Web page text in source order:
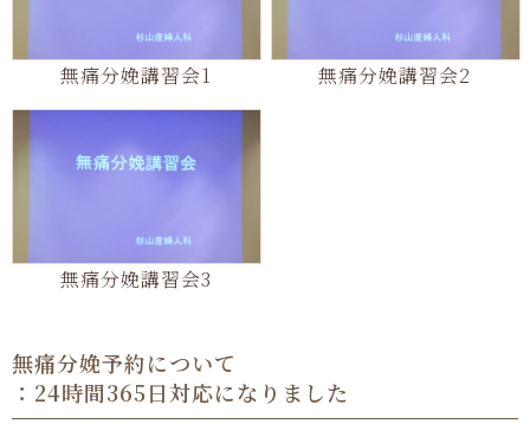
無痛分娩講習会1 無痛分娩講習会2
無痛分娩講習会3
無痛分娩予約について
：24時間365日対応になりました